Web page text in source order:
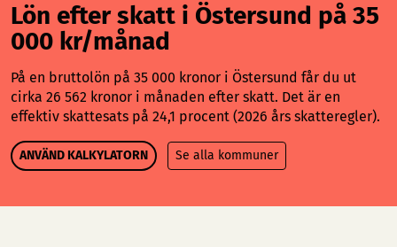
Lön efter skatt i Östersund på 35
000 kr/månad
På en bruttolön på 35 000 kronor i Östersund får du ut
cirka 26 562 kronor i månaden efter skatt. Det är en
effektiv skattesats på 24,1 procent (2026 års skatteregler).
ANVÄND KALKYLATORN Se alla kommuner